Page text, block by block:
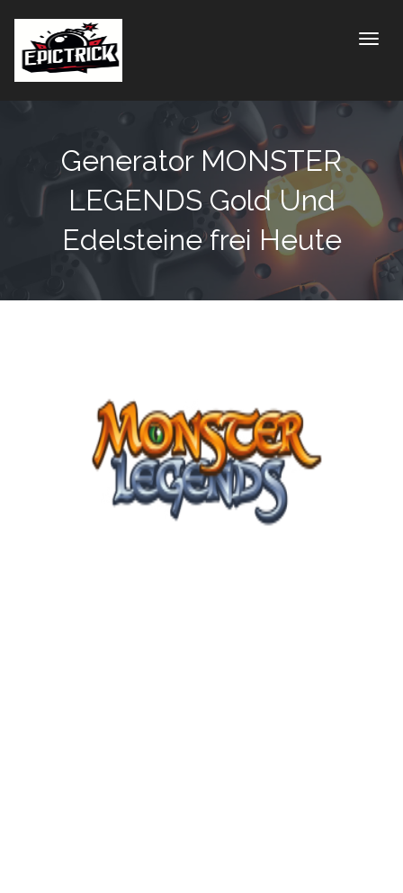
Generator MONSTER
LEGENDS Gold Und
Edelsteine frei Heute